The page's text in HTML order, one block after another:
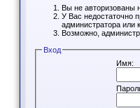
Вы не авторизованы
У Вас недостаточно
администратора или
Возможно,
Вход
Имя: